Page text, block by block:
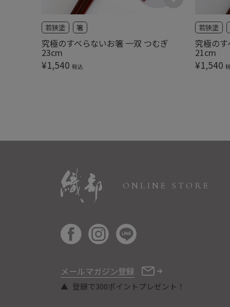
究極のすべらないお箸 一双 つむぎ
23cm
若狭塗 箸
¥1,540 税込
究極の
21cm
若狭塗
¥1,540
ONLINE STORE
メールマガジン登録
登録で300ポイントプレゼント！